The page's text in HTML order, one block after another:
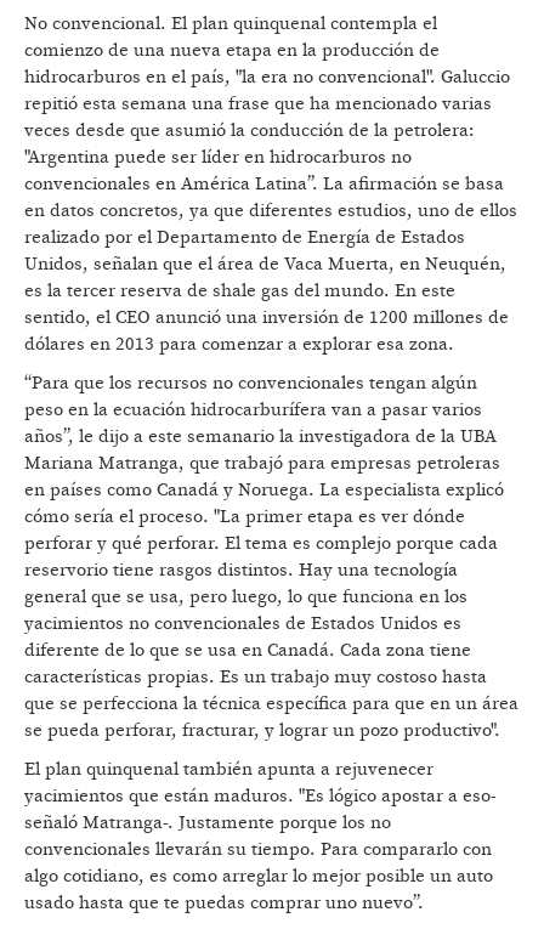
No convencional. El plan quinquenal contempla el
comienzo de una nueva etapa en la producción de
hidrocarburos en el país, "la era no convencional". Galuccio
repitió esta semana una frase que ha mencionado varias
veces desde que asumió la conducción de la petrolera:
"Argentina puede ser líder en hidrocarburos no
convencionales en América Latina”. La afirmación se basa
en datos concretos, ya que diferentes estudios, uno de ellos
realizado por el Departamento de Energía de Estados
Unidos, señalan que el área de Vaca Muerta, en Neuquén,
es la tercer reserva de shale gas del mundo. En este
sentido, el CEO anunció una inversión de 1200 millones de
dólares en 2013 para comenzar a explorar esa zona.
“Para que los recursos no convencionales tengan algún
peso en la ecuación hidrocarburífera van a pasar varios
años”, le dijo a este semanario la investigadora de la UBA
Mariana Matranga, que trabajó para empresas petroleras
en países como Canadá y Noruega. La especialista explicó
cómo sería el proceso. "La primer etapa es ver dónde
perforar y qué perforar. El tema es complejo porque cada
reservorio tiene rasgos distintos. Hay una tecnología
general que se usa, pero luego, lo que funciona en los
yacimientos no convencionales de Estados Unidos es
diferente de lo que se usa en Canadá. Cada zona tiene
características propias. Es un trabajo muy costoso hasta
que se perfecciona la técnica específica para que en un área
se pueda perforar, fracturar, y lograr un pozo productivo".
El plan quinquenal también apunta a rejuvenecer
yacimientos que están maduros. "Es lógico apostar a eso-
señaló Matranga-. Justamente porque los no
convencionales llevarán su tiempo. Para compararlo con
algo cotidiano, es como arreglar lo mejor posible un auto
usado hasta que te puedas comprar uno nuevo”.